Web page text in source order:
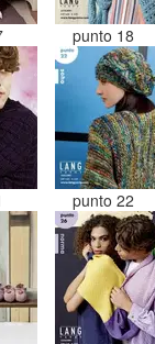
punto 18
punto 22